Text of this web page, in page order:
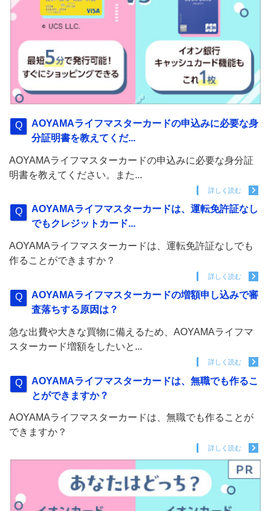
AOYAMAライフマスターカードの申込みに必要な身
分証明書を教えてくだ...
AOYAMAライフマスターカードの申込みに必要な身分証
明書を教えてください。また...
詳しく読む
AOYAMAライフマスターカードは、運転免許証なし
でもクレジットカード...
AOYAMAライフマスターカードは、運転免許証なしでも
作ることができますか？
詳しく読む
AOYAMAライフマスターカードの増額申し込みで審
査落ちする原因は？
急な出費や大きな買物に備えるため、AOYAMAライフマ
スターカード増額をしたいと...
詳しく読む
AOYAMAライフマスターカードは、無職でも作るこ
とができますか？
AOYAMAライフマスターカードは、無職でも作ることが
できますか？
詳しく読む